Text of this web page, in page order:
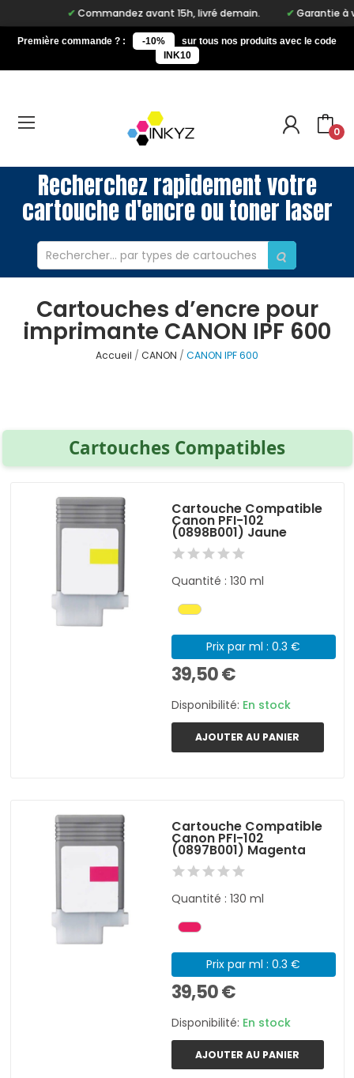
Commandez avant 15h, livré demain. Garantie à vie
Première commande ? : -10%
sur tous nos produits avec le code
INK10
0
Recherchez rapidement votre
cartouche d'encre ou toner laser
Cartouches d’encre pour
imprimante CANON IPF 600
Accueil CANON CANON IPF 600
Cartouches Compatibles
Cartouche Compatible
Canon PFI-102
(0898B001) Jaune
Quantité : 130 ml
Prix par ml : 0.3 €
39,50 €
Disponibilité: En stock
AJOUTER AU PANIER
Cartouche Compatible
Canon PFI-102
(0897B001) Magenta
Quantité : 130 ml
Prix par ml : 0.3 €
39,50 €
Disponibilité: En stock
AJOUTER AU PANIER